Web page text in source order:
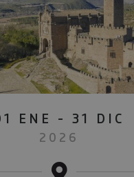
ENE - 31 DIC
2026